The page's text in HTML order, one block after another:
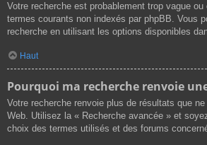
Votre recherche est probablement trop vague ou
termes courants non indexés par phpBB. Vous
recherche en utilisant les options disponibles
Haut
Pourquoi ma recherche renvoie
Votre recherche renvoie plus de résultats que
Web. Utilisez la « Recherche avancée » et
choix des termes utilisés et des forums